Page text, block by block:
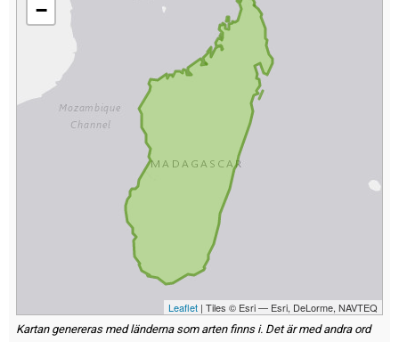
−
Leaflet | Tiles © Esri — Esri, DeLorme, NAVTEQ
Kartan genereras med länderna som arten finns i. Det är med andra ord